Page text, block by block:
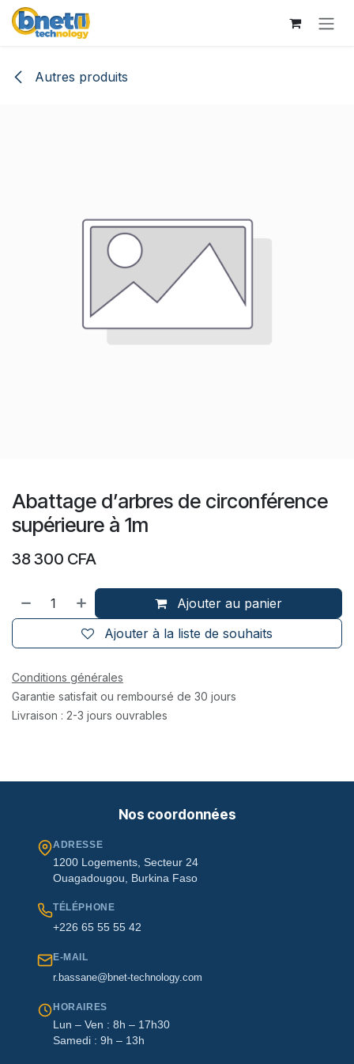
Se rendre au contenu
Autres produits
Abattage d’arbres de circonférence
supérieure à 1m
38 300 CFA
Ajouter au panier
Ajouter à la liste de souhaits
Conditions générales
Garantie satisfait ou remboursé de 30 jours
Livraison : 2-3 jours ouvrables
Nos coordonnées
ADRESSE
1200 Logements, Secteur 24
Ouagadougou, Burkina Faso
TÉLÉPHONE
+226 65 55 55 42
E-MAIL
r.bassane@bnet-technology.com
HORAIRES
Lun – Ven : 8h – 17h30
Samedi : 9h – 13h